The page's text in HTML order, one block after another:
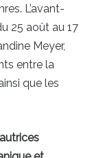
L’avant-
25 août au 17
Meyer,
entre la
que les